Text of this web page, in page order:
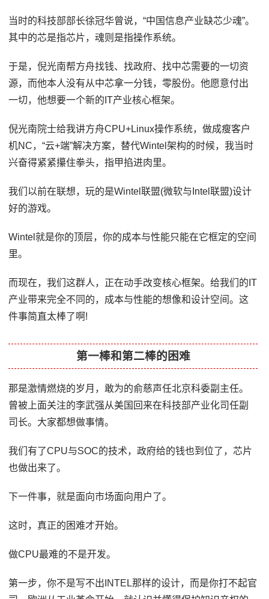
当时的科技部部长徐冠华曾说，“中国信息产业缺芯少魂”。
其中的芯是指芯片，魂则是指操作系统。
于是，倪光南帮方舟找钱、找政府、找中芯需要的一切资
源，而他本人没有从中芯拿一分钱，零股份。他愿意付出
一切，他想要一个新的IT产业核心框架。
倪光南院士给我讲方舟CPU+Linux操作系统，做成瘦客户
机NC，“云+端”解决方案，替代Wintel架构的时候，我当时
兴奋得紧紧攥住拳头，指甲掐进肉里。
我们以前在联想，玩的是Wintel联盟(微软与Intel联盟)设计
好的游戏。
Wintel就是你的顶层，你的成本与性能只能在它框定的空间
里。
而现在，我们这群人，正在动手改变核心框架。给我们的IT
产业带来完全不同的，成本与性能的想像和设计空间。这
件事简直太棒了啊!
第一棒和第二棒的困难
那是激情燃烧的岁月，敢为的俞慈声任北京科委副主任。
曾被上面关注的李武强从美国回来在科技部产业化司任副
司长。大家都想做事情。
我们有了CPU与SOC的技术，政府给的钱也到位了，芯片
也做出来了。
下一件事，就是面向市场面向用户了。
这时，真正的困难才开始。
做CPU最难的不是开发。
第一步，你不是写不出INTEL那样的设计，而是你打不起官